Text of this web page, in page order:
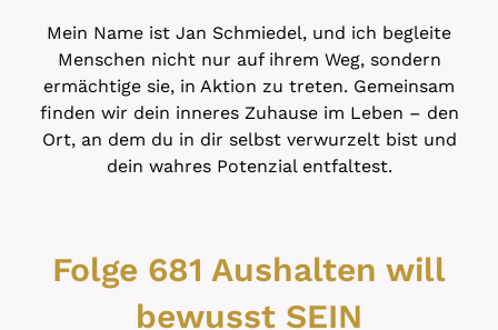
Mein Name ist Jan Schmiedel, und ich begleite
Menschen nicht nur auf ihrem Weg, sondern
ermächtige sie, in Aktion zu treten. Gemeinsam
finden wir dein inneres Zuhause im Leben – den
Ort, an dem du in dir selbst verwurzelt bist und
dein wahres Potenzial entfaltest.
Folge 681 Aushalten will
bewusst SEIN